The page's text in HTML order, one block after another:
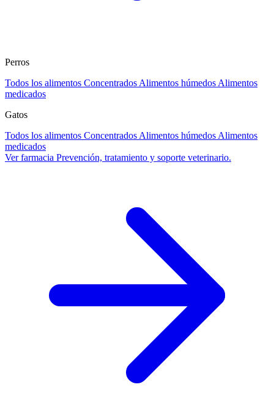
Perros
Todos los alimentos Concentrados Alimentos húmedos Alimentos
medicados
Gatos
Todos los alimentos Concentrados Alimentos húmedos Alimentos
medicados
Ver farmacia Prevención, tratamiento y soporte veterinario.